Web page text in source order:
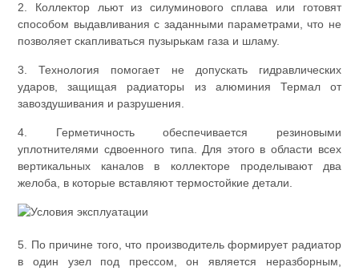
2. Коллектор льют из силуминового сплава или готовят
способом выдавливания с заданными параметрами, что не
позволяет скапливаться пузырькам газа и шламу.
3. Технология помогает не допускать гидравлических
ударов, защищая радиаторы из алюминия Термал от
завоздушивания и разрушения.
4. Герметичность обеспечивается резиновыми
уплотнителями сдвоенного типа. Для этого в области всех
вертикальных каналов в коллекторе проделывают два
желоба, в которые вставляют термостойкие детали.
5. По причине того, что производитель формирует радиатор
в один узел под прессом, он является неразборным,